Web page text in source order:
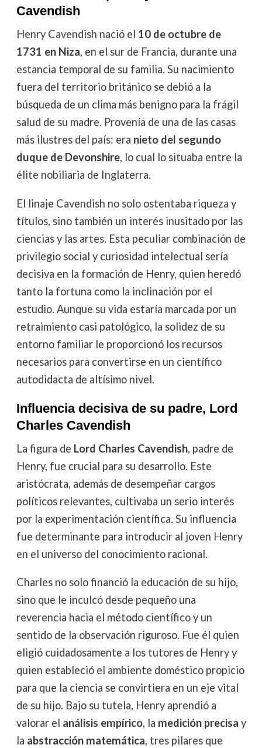
Cavendish
Henry Cavendish nació el 10 de octubre de
1731 en Niza, en el sur de Francia, durante una
estancia temporal de su familia. Su nacimiento
fuera del territorio británico se debió a la
búsqueda de un clima más benigno para la frágil
salud de su madre. Provenía de una de las casas
más ilustres del país: era nieto del segundo
duque de Devonshire, lo cual lo situaba entre la
élite nobiliaria de Inglaterra.
El linaje Cavendish no solo ostentaba riqueza y
títulos, sino también un interés inusitado por las
ciencias y las artes. Esta peculiar combinación de
privilegio social y curiosidad intelectual sería
decisiva en la formación de Henry, quien heredó
tanto la fortuna como la inclinación por el
estudio. Aunque su vida estaría marcada por un
retraimiento casi patológico, la solidez de su
entorno familiar le proporcionó los recursos
necesarios para convertirse en un científico
autodidacta de altísimo nivel.
Influencia decisiva de su padre, Lord
Charles Cavendish
La figura de Lord Charles Cavendish, padre de
Henry, fue crucial para su desarrollo. Este
aristócrata, además de desempeñar cargos
políticos relevantes, cultivaba un serio interés
por la experimentación científica. Su influencia
fue determinante para introducir al joven Henry
en el universo del conocimiento racional.
Charles no solo financió la educación de su hijo,
sino que le inculcó desde pequeño una
reverencia hacia el método científico y un
sentido de la observación riguroso. Fue él quien
eligió cuidadosamente a los tutores de Henry y
quien estableció el ambiente doméstico propicio
para que la ciencia se convirtiera en un eje vital
de su hijo. Bajo su tutela, Henry aprendió a
valorar el análisis empírico, la medición precisa y
la abstracción matemática, tres pilares que